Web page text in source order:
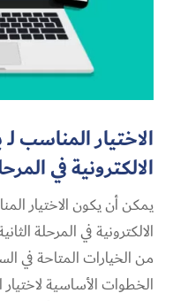
الاختيار المناسب
الالكترونية في
يمكن أن يكون الاختيار
الالكترونية في المرحلة
من الخيارات المتاحة في
الخطوات الأساسية لاختيار